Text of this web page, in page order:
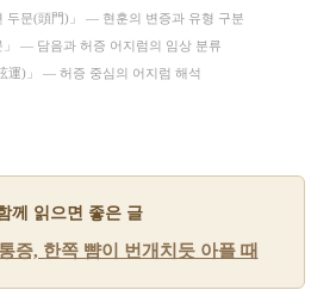
두문(頭門)」 — 현훈의 변증과 유형 구분
— 담음과 허증 어지럼의 임상 분류
運)」 — 허증 중심의 어지럼 해석
께 읽으면 좋은 글
증, 한쪽 뺨이 번개치듯 아플 때